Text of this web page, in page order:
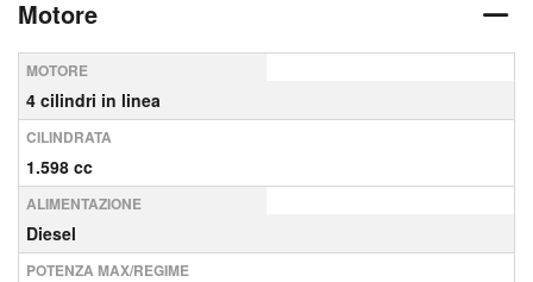
Motore
MOTORE
4 cilindri in linea
CILINDRATA
1.598 cc
ALIMENTAZIONE
Diesel
POTENZA MAX/REGIME